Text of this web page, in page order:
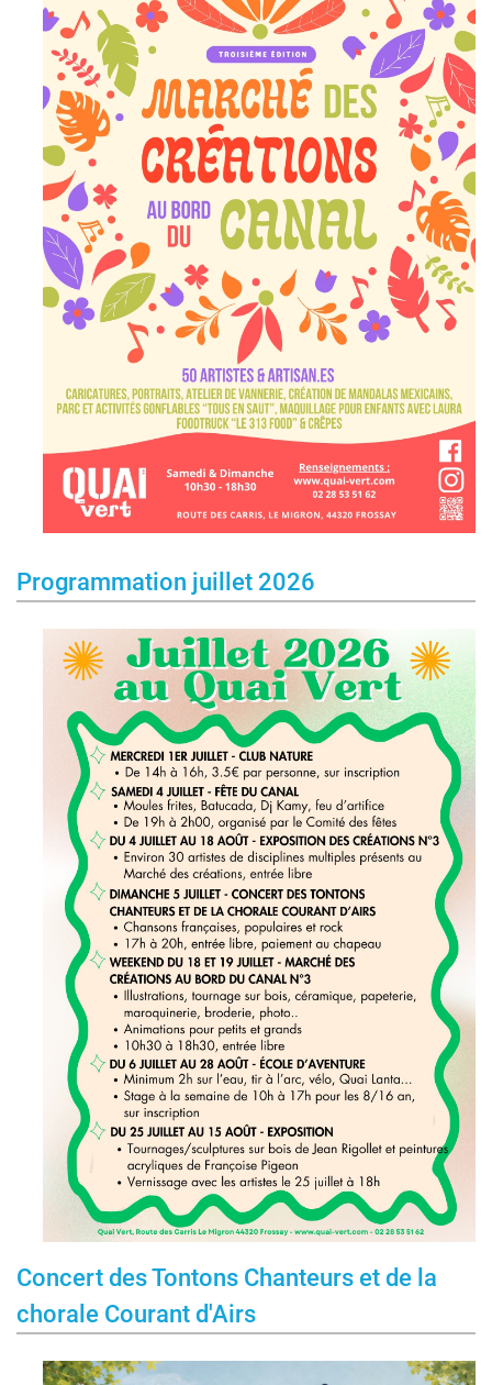
Programmation juillet 2026
Concert des Tontons Chanteurs et de la
chorale Courant d'Airs